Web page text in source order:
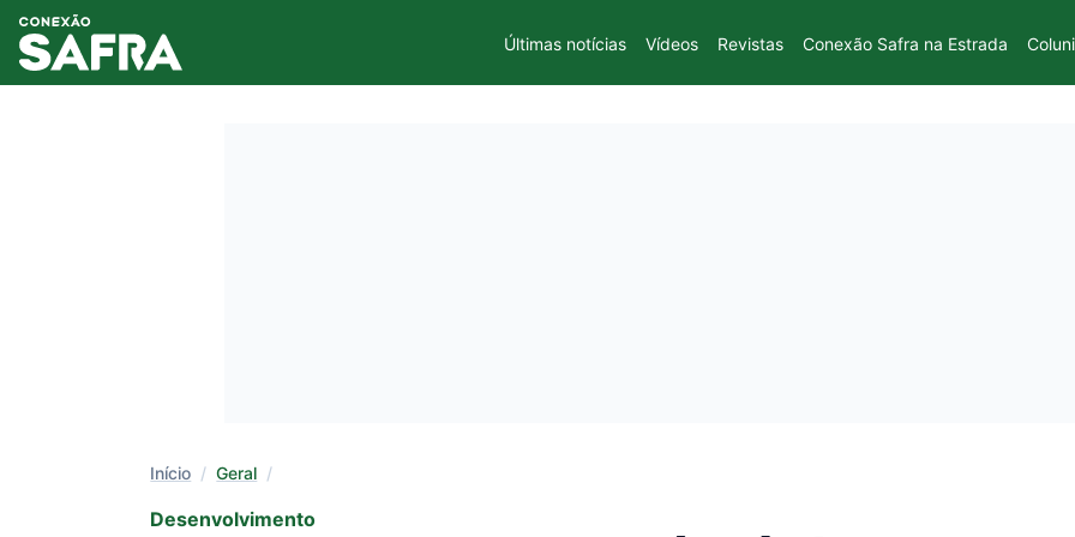
Últimas notícias Vídeos Revistas Conexão Safra na Estrada
Início /Geral /
Desenvolvimento